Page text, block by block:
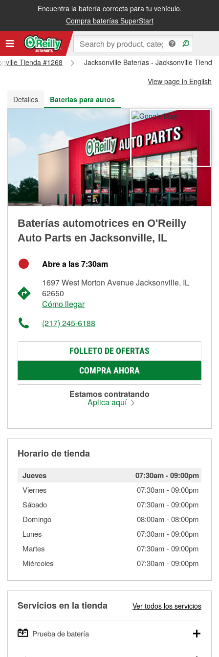
Encuentra la batería correcta para tu vehículo.
Compra baterías SuperStart
Recibe tu orden gratis al día siguiente o recógela en la tienda
Tienda #1268
Jacksonville Baterías - Jacksonville Tienda
View page in English
Detalles
Baterías para autos
Baterías automotrices en O'Reilly
Auto Parts en Jacksonville, IL
Abre a las 7:30am
1697 West Morton Avenue Jacksonville, IL
62650
Cómo llegar
(217) 245-6188
FOLLETO DE OFERTAS
COMPRA AHORA
Estamos contratando
Aplica aquí
Horario de tienda
Jueves 07:30am-09:00pm
Viernes 07:30am -09:00pm
Sábado
07:30am -09:00pm
Domingo
08:00am -08:00pm
Lunes
07:30am -09:00pm
Martes
07:30am -09:00pm
Miércoles
07:30am -09:00pm
Servicios en la tienda Ver todos los servicios
Prueba de batería